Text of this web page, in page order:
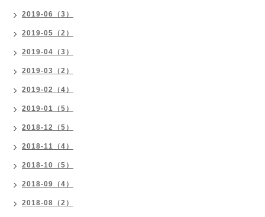
2019-06（3）
2019-05（2）
2019-04（3）
2019-03（2）
2019-02（4）
2019-01（5）
2018-12（5）
2018-11（4）
2018-10（5）
2018-09（4）
2018-08（2）